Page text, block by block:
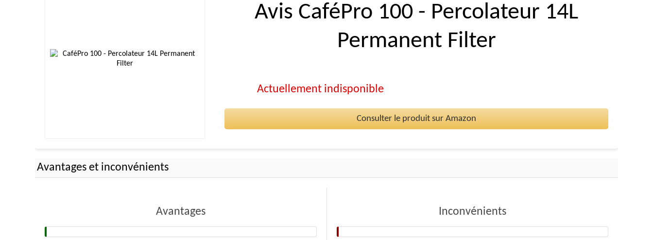
Avis CaféPro 100 - Percolateur 14L
Permanent Filter
Actuellement indisponible
Consulter le produit sur Amazon
Avantages et inconvénients
Avantages Inconvénients